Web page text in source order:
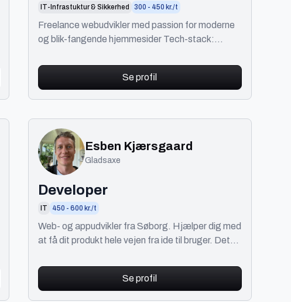
IT-Infrastuktur & Sikkerhed 300 - 450 kr./t
Freelance webudvikler med passion for moderne
og blik-fangende hjemmesider Tech-stack:
Prisma
Se profil
Esben Kjærsgaard
Gladsaxe
Developer
IT 450 - 600 kr./t
Web- og appudvikler fra Søborg. Hjælper dig med
at få dit produkt hele vejen fra ide til bruger. Det
Se profil